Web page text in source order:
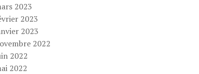
2023
2023
2023
2022
2022
2022